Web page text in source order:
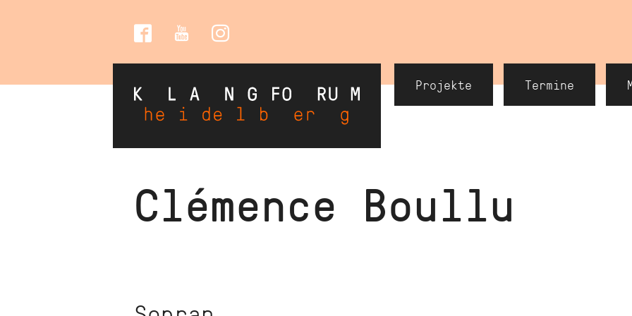
Social
Header
Navigation
Projekte Termine
Clémence Boullu